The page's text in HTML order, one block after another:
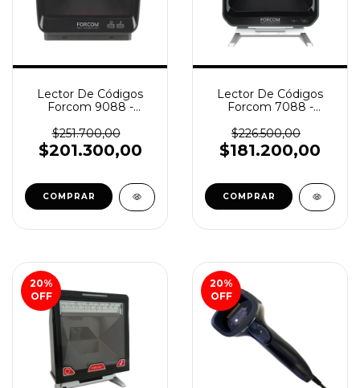
Lector De Códigos
Forcom 9088 -
107645)
$251.700,00
$201.300,00
Lector De Códigos
Forcom 7088 -
107646)
$226.500,00
$181.200,00
20%
OFF
20%
OFF